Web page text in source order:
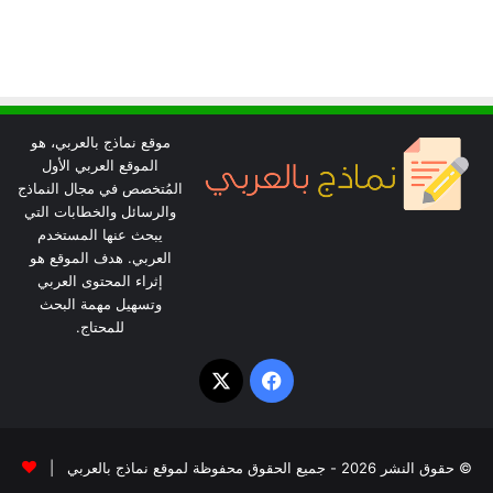
موقع نماذج بالعربي، هو
الموقع العربي الأول
المُتخصص في مجال النماذج
والرسائل والخطابات التي
يبحث عنها المستخدم
العربي. هدف الموقع هو
إثراء المحتوى العربي
وتسهيل مهمة البحث
للمحتاج.
فيسبوك
‫X
© حقوق النشر 2026 - جميع الحقوق محفوظة لموقع نماذج بالعربي |